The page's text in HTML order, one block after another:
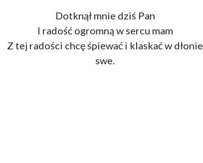
Dotknął mnie dziś Pan
I radość ogromną w sercu mam
Z tej radości chcę śpiewać i klaskać w dłonie
swe.